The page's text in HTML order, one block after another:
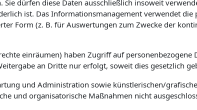
dürfen diese Daten ausschließlich insoweit
ist. Das Informationsmanagement verwendet die
Form (z. B. für Auswertungen zum Zwecke der
einräumen) haben Zugriff auf personenbezogene
an Dritte nur erfolgt, soweit dies gesetzlich
und Administration sowie künstlerischen/
und organisatorische Maßnahmen nicht